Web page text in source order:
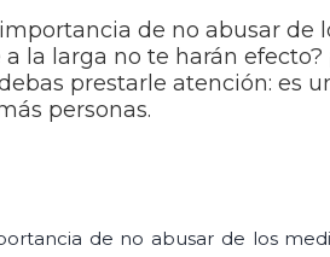
de no abusar de
la larga no te harán efecto?
prestarle atención: es
personas.
de no abusar de los